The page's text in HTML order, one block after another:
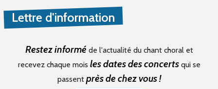
Lettre d'information
Restez informé de l'actualité du chant choral et
recevez chaque mois les dates des concertsqui se
passent près de chez vous !